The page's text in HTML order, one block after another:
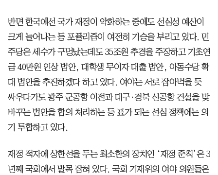
반면 한국에선 국가 재정이 악화하는 중에도 선심성 예산이
크게 늘어나는 등 포퓰리즘이 여전히 기승을 부리고 있다. 민
주당은 세수가 구멍났는데도 35조원 추경을 주장하고 기초연
금 40만원 인상 법안, 대학생 무이자 대출 법안, 아동수당 확
대 법안을 추진하겠다 하고 있다. 여야는 서로 잡아먹을 듯
싸우다가도 광주 군공항 이전과 대구·경북 신공항 건설을 맞
바꾸는 법안을 합의 처리하는 등 표가 되는 선심 정책에는 의
기 투합하고 있다.
재정 적자에 상한선을 두는 최소한의 장치인 ‘재정 준칙’은 3
년째 국회에서 발목 잡혀 있다. 국회 기재위의 여야 의원들은